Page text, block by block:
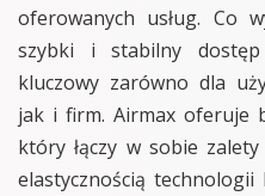
oferowanych usług. Co
szybki i stabilny
kluczowy zarówno dla
jak i firm. Airmax oferuje
który łączy w sobie
elastycznością